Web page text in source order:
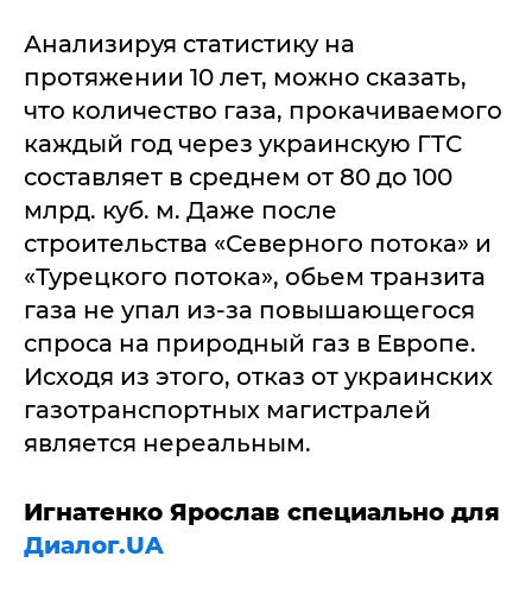
Анализируя статистику на
протяжении 10 лет, можно сказать,
что количество газа, прокачиваемого
каждый год через украинскую ГТС
составляет в среднем от 80 до 100
млрд. куб. м. Даже после
строительства «Северного потока» и
«Турецкого потока», обьем транзита
газа не упал из-за повышающегося
спроса на природный газ в Европе.
Исходя из этого, отказ от украинских
газотранспортных магистралей
является нереальным.
Игнатенко Ярослав специально для
Диалог.UA